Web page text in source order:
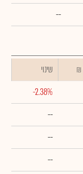
--
שינוי
-2.38%
--
--
--